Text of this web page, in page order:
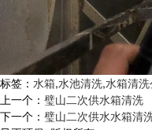
标签： 水箱,水池清洗,水箱清洗
上一个： 璧山二次供水箱清洗
下一个： 璧山二次供水水箱清